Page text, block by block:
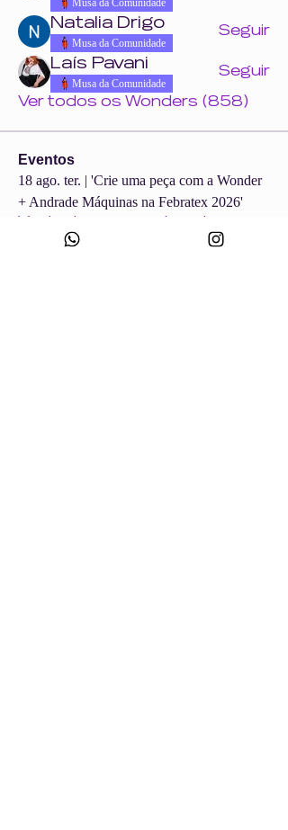
Musa da Comunidade
Natalia Drigo
Musa da Comunidade
Seguir
Laís Pavani
Musa da Comunidade
Seguir
Ver todos os Wonders (858)
Eventos
18 ago. ter. | 'Crie uma peça com a Wonder
+ Andrade Máquinas na Febratex 2026'